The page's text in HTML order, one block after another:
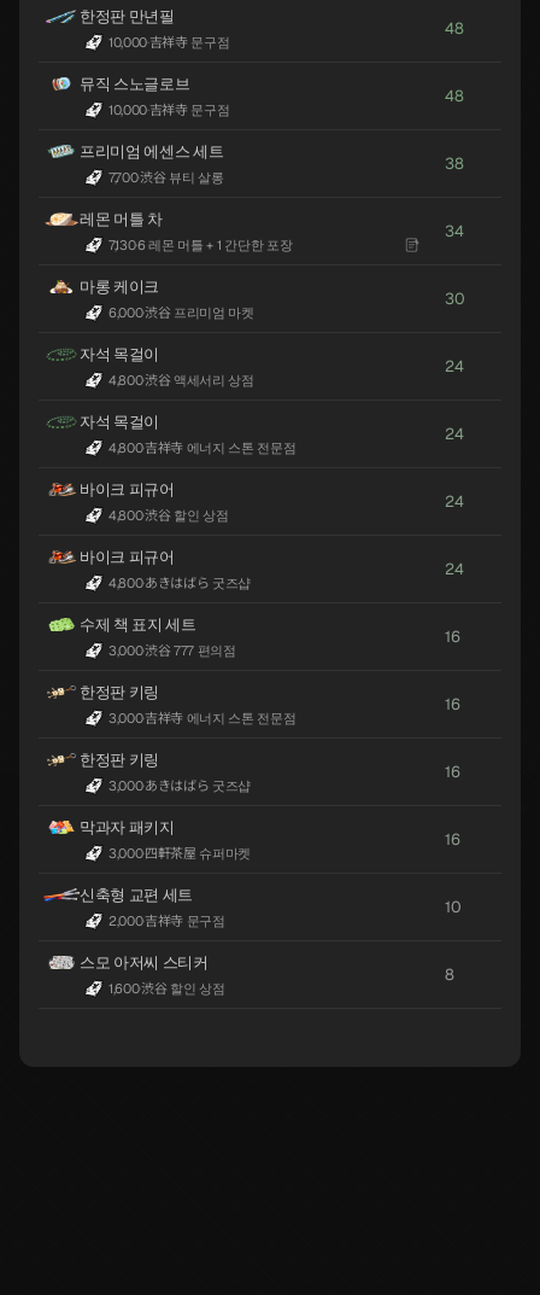
한정판 만년필
10,000·吉祥寺 문구점
48
뮤직 스노글로브
10,000·吉祥寺 문구점
48
프리미엄 에센스 세트
7,700·渋谷 뷰티 살롱
38
레몬 머틀 차
7,130·6 레몬 머틀 + 1 간단한 포장
34
마롱 케이크
6,000·渋谷 프리미엄 마켓
30
자석 목걸이
4,800·渋谷 액세서리 상점
24
자석 목걸이
4,800·吉祥寺 에너지 스톤 전문점
24
바이크 피규어
4,800·渋谷 할인 상점
24
바이크 피규어
4,800·あきはばら 굿즈샵
24
수제 책 표지 세트
3,000·渋谷 777 편의점
16
한정판 키링
3,000·吉祥寺 에너지 스톤 전문점
16
한정판 키링
3,000·あきはばら 굿즈샵
16
막과자 패키지
3,000·四軒茶屋 슈퍼마켓
16
신축형 교편 세트
2,000·吉祥寺 문구점
10
스모 아저씨 스티커
1,600·渋谷 할인 상점
8